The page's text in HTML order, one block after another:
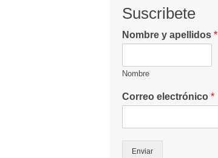
Suscribete
Nombre y apellidos *
Nombre
Correo electrónico *
Enviar